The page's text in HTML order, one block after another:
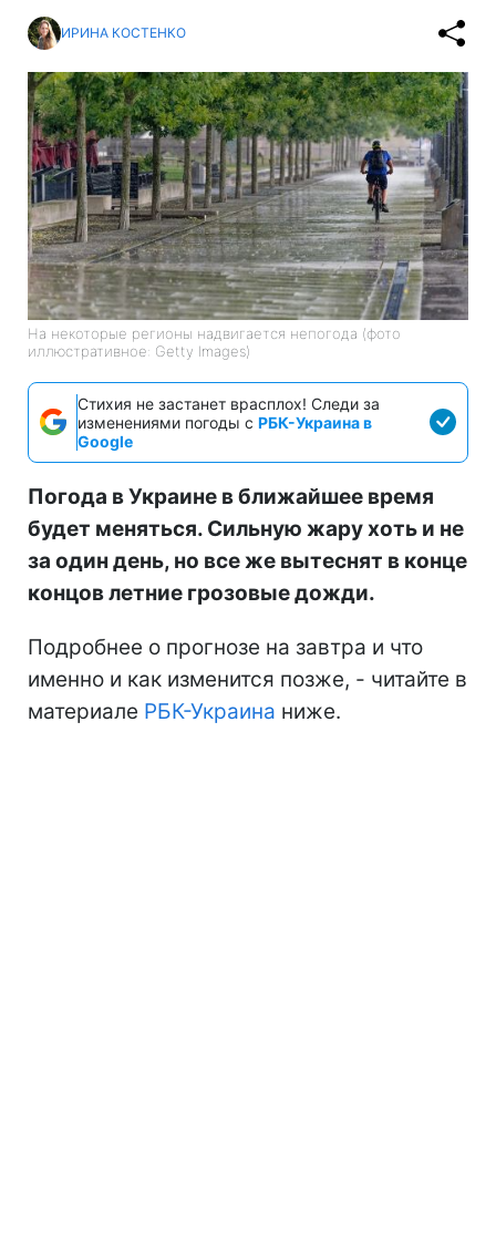
ИРИНА КОСТЕНКО
На некоторые регионы надвигается непогода (фото
иллюстративное: Getty Images)
Стихия не застанет врасплох! Следи за
изменениями погоды с РБК-Украина в
Google
Погода в Украине в ближайшее время
будет меняться. Сильную жару хоть и не
за один день, но все же вытеснят в конце
концов летние грозовые дожди.
Подробнее о прогнозе на завтра и что
именно и как изменится позже, - читайте в
материале РБК-Украина ниже.